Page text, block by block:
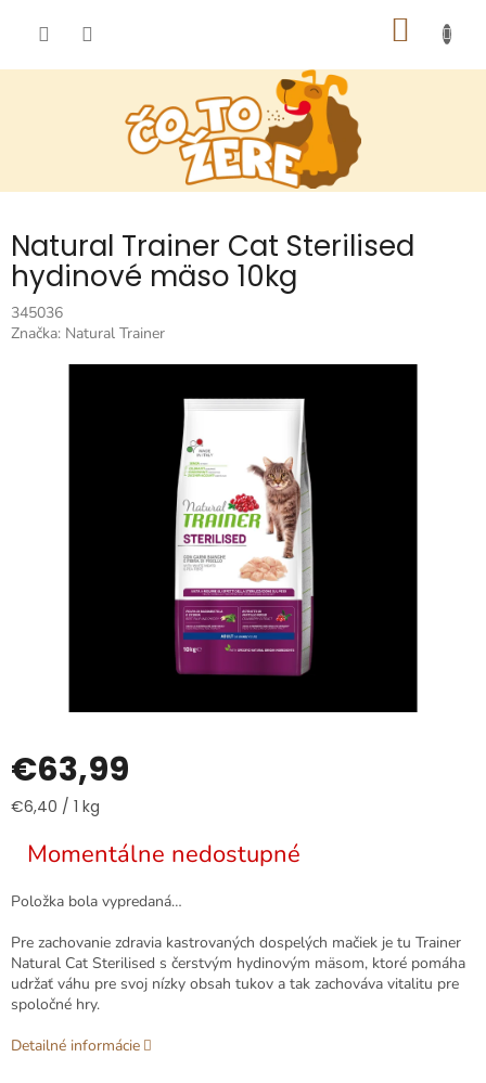
Natural Trainer Cat Sterilised
hydinové mäso 10kg
345036
Značka: Natural Trainer
€63,99
Jednotková
€6,40 / 1 kg
Momentálne nedostupné
Položka bola vypredaná…
Pre zachovanie zdravia kastrovaných dospelých mačiek je tu Trainer
Natural Cat Sterilised s čerstvým hydinovým mäsom, ktoré pomáha
udržať váhu pre svoj nízky obsah tukov a tak zachováva vitalitu pre
spoločné hry.
Detailné informácie